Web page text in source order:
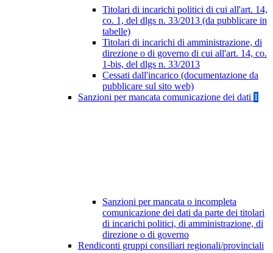
Titolari di incarichi politici di cui all'art. 14,
co. 1, del dlgs n. 33/2013 (da pubblicare in
tabelle)
Titolari di incarichi di amministrazione, di
direzione o di governo di cui all'art. 14, co.
1-bis, del dlgs n. 33/2013
Cessati dall'incarico (documentazione da
pubblicare sul sito web)
Sanzioni per mancata comunicazione dei dati 1
Sanzioni per mancata o incompleta
comunicazione dei dati da parte dei titolari
di incarichi politici, di amministrazione, di
direzione o di governo
Rendiconti gruppi consiliari regionali/provinciali